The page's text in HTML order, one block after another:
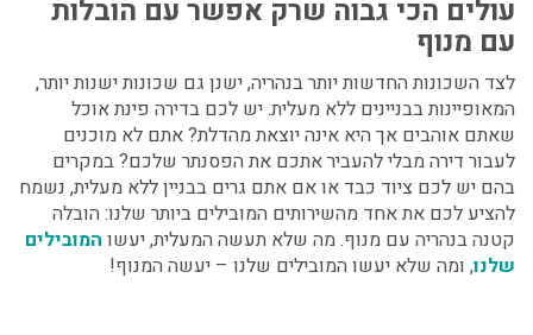
עולים הכי גבוה שרק אפשר עם הובלות
עם מנוף
לצד השכונות החדשות יותר בנהריה, ישנן גם שכונות ישנות יותר,
המאופיינות בבניינים ללא מעלית. יש לכם בדירה פינת אוכל
שאתם אוהבים אך היא אינה יוצאת מהדלת? אתם לא מוכנים
לעבור דירה מבלי להעביר אתכם את הפסנתר שלכם? במקרים
בהם יש לכם ציוד כבד או אם אתם גרים בבניין ללא מעלית, נשמח
להציע לכם את אחד מהשירותים המובילים ביותר שלנו: הובלה
קטנה בנהריה עם מנוף. מה שלא תעשה המעלית, יעשו המובילים
שלנו, ומה שלא יעשו המובילים שלנו – יעשה המנוף!